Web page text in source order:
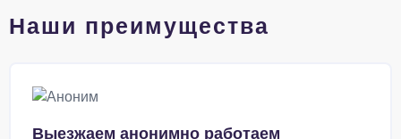
Наши преимущества
Выезжаем анонимно работаем